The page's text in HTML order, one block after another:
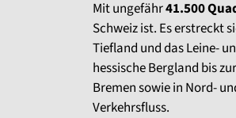
Mit ungefähr41.500
Schweiz ist. Es erstreckt
Tiefland und das Leine-
hessische Bergland bis
Bremen sowie in Nord-
Verkehrsfluss.